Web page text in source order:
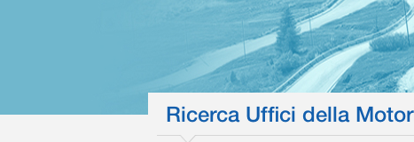
Ricerca Uffici della